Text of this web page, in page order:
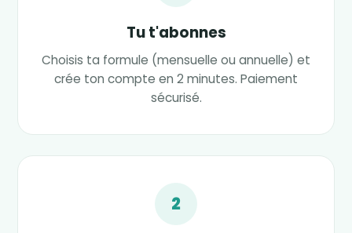
Tu t'abonnes
Choisis ta formule (mensuelle ou annuelle) et
crée ton compte en 2 minutes. Paiement
sécurisé.
2